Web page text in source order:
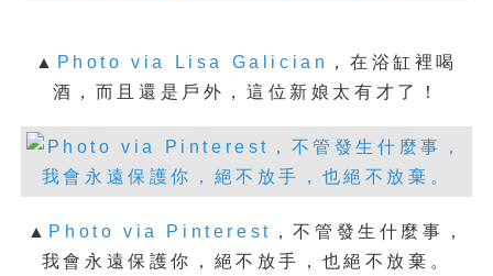
▲ Photo via Lisa Galician ，在浴缸裡喝
酒，而且還是戶外，這位新娘太有才了！
▲ Photo via Pinterest ，不管發生什麼事，
我會永遠保護你，絕不放手，也絕不放棄。